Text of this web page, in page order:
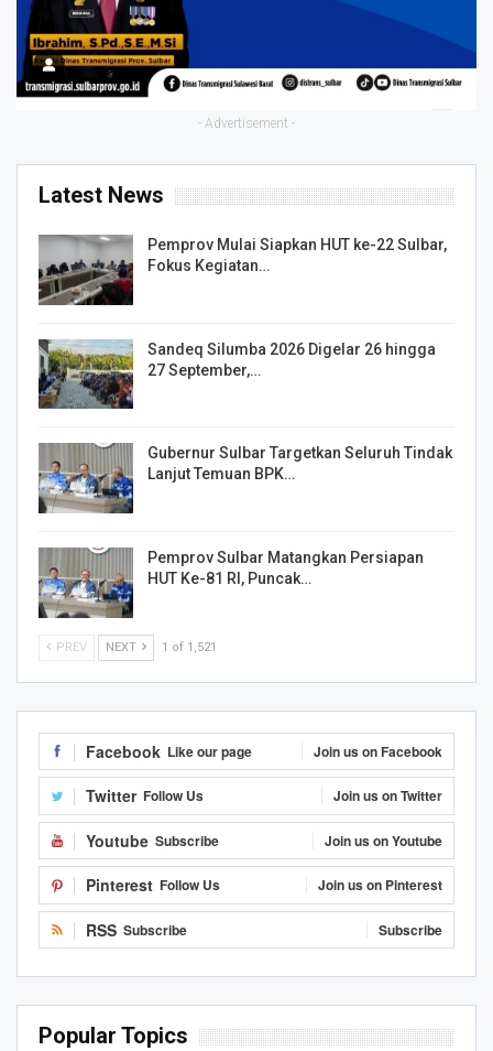
- Advertisement -
Latest News
Pemprov Mulai Siapkan HUT ke-22 Sulbar,
Fokus Kegiatan…
Sandeq Silumba 2026 Digelar 26 hingga
27 September,…
Gubernur Sulbar Targetkan Seluruh Tindak
Lanjut Temuan BPK…
Pemprov Sulbar Matangkan Persiapan
HUT Ke-81 RI, Puncak…
PREV NEXT 1 of 1,521
Facebook Like our page Join us on Facebook
Twitter Follow Us Join us on Twitter
Youtube Subscribe Join us on Youtube
Pinterest Follow Us Join us on Pinterest
RSS Subscribe Subscribe
Popular Topics